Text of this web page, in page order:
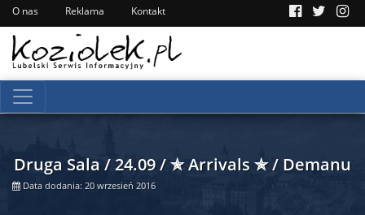
O nas Reklama Kontakt
Druga Sala / 24.09 / ✯ Arrivals ✯ / Demanu
Data dodania: 20 wrzesień 2016